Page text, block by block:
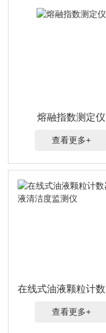
熔融指数测定仪
查看更多+
查看更多+